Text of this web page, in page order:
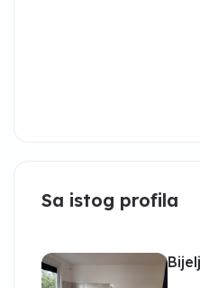
Sa istog profila